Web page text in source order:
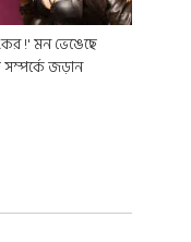
!' মন ভেঙেছে
সম্পর্কে জড়ান